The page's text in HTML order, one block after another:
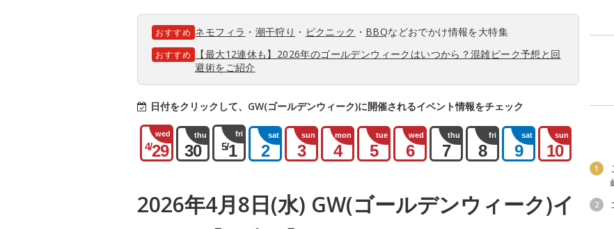
おすすめ ネモフィラ ・ 潮干狩り ・ ピクニック ・ BBQなどおでかけ情報を大特集
おすすめ
【最大12連休も】2026年のゴールデンウィークはいつから？混雑ピーク予想と回
避術をご紹介
日付をクリックして、GW(ゴールデンウィーク)に開催されるイベント情報をチェック
wed
4/29
thu
30
fri
5/1
sat
2
sun
3
mon
4
tue
5
wed
6
thu
7
fri
8
sat
9
sun
10
2026年4月8日(水) GW(ゴールデンウィーク)イ
1
2